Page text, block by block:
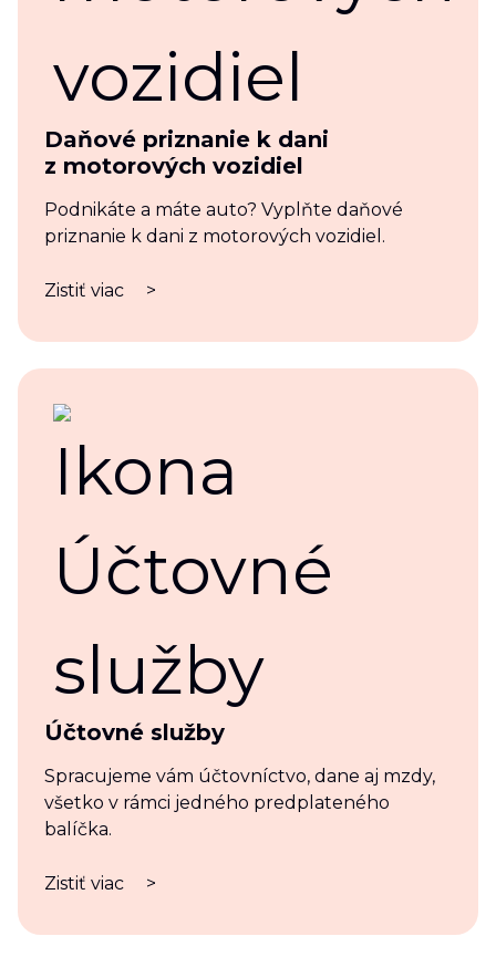
Daňové priznanie k dani
z motorových vozidiel
Podnikáte a máte auto? Vyplňte daňové
priznanie k dani z motorových vozidiel.
Zistiť viac >
Účtovné služby
Spracujeme vám účtovníctvo, dane aj mzdy,
všetko v rámci jedného predplateného
balíčka.
Zistiť viac >